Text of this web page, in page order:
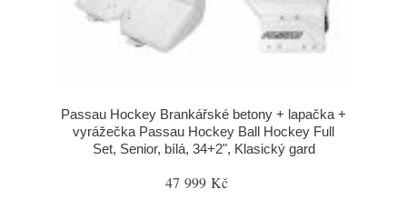
Passau Hockey Brankářské betony + lapačka +
vyrážečka Passau Hockey Ball Hockey Full
Set, Senior, bílá, 34+2", Klasický gard
47 999 Kč